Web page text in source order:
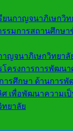
ยนกาญจนาภิเษกวิ
รมการสถานศึกษา
าญจนาภิเษกวิทยาลั
โครงการการพัฒน
ารศึกษา ด้านการ
ศ เพื่อพัฒนาความเ
ทยาลัย